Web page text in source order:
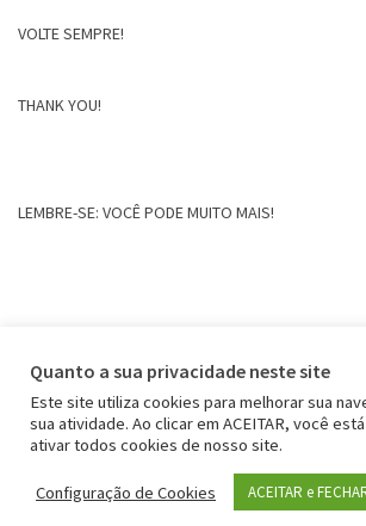
VOLTE SEMPRE!
THANK YOU!
LEMBRE-SE: VOCÊ PODE MUITO MAIS!
Quanto a sua privacidade neste site
Este site utiliza cookies para melhorar sua
sua atividade. Ao clicar em ACEITAR, você
ativar todos cookies de nosso site.
Configuração de Cookies ACEITAR e